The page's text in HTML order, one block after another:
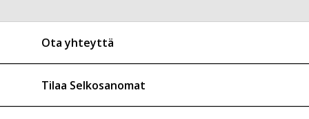
Ota yhteyttä
Tilaa Selkosanomat